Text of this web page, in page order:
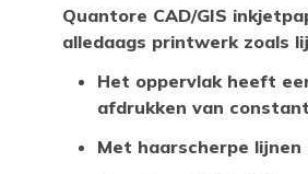
Quantore CAD/GIS
alledaags printwerk zoals
Het oppervlak heeft
afdrukken van
Met haarscherpe